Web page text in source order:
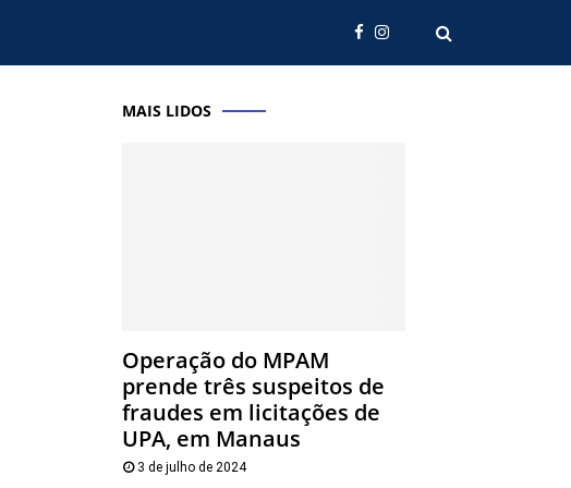
MAIS LIDOS
Operação do MPAM
prende três suspeitos de
fraudes em licitações de
UPA, em Manaus
3 de julho de 2024